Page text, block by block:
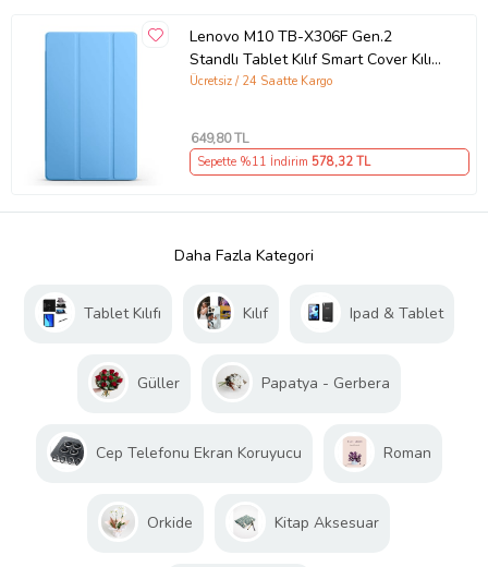
Lenovo M10 TB-X306F Gen.2
Standlı Tablet Kılıf Smart Cover Kılıfı
(Mavi)
Ücretsiz / 24 Saatte Kargo
649,80 TL
Sepette %11 İndirim 578,32 TL
Daha Fazla Kategori
Tablet Kılıfı Kılıf Ipad & Tablet
Güller Papatya - Gerbera
Cep Telefonu Ekran Koruyucu Roman
Orkide Kitap Aksesuar